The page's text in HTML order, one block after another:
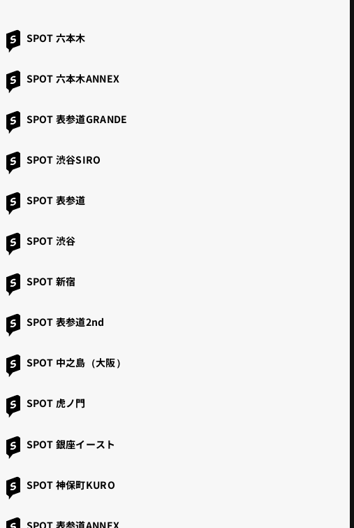
SPOT 六本木
SPOT 六本木ANNEX
SPOT 表参道GRANDE
SPOT 渋谷SIRO
SPOT 表参道
SPOT 渋谷
SPOT 新宿
SPOT 表参道2nd
SPOT 中之島（大阪）
SPOT 虎ノ門
SPOT 銀座イースト
SPOT 神保町KURO
SPOT 表参道ANNEX